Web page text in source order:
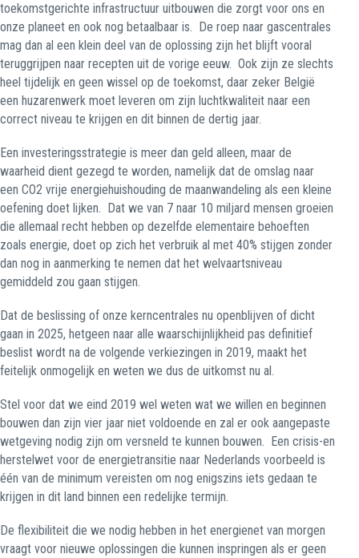
toekomstgerichte infrastructuur uitbouwen die zorgt voor ons en
onze planeet en ook nog betaalbaar is. De roep naar gascentrales
mag dan al een klein deel van de oplossing zijn het blijft vooral
teruggrijpen naar recepten uit de vorige eeuw. Ook zijn ze slechts
heel tijdelijk en geen wissel op de toekomst, daar zeker België
een huzarenwerk moet leveren om zijn luchtkwaliteit naar een
correct niveau te krijgen en dit binnen de dertig jaar.
Een investeringsstrategie is meer dan geld alleen, maar de
waarheid dient gezegd te worden, namelijk dat de omslag naar
een CO2 vrije energiehuishouding de maanwandeling als een kleine
oefening doet lijken. Dat we van 7 naar 10 miljard mensen groeien
die allemaal recht hebben op dezelfde elementaire behoeften
zoals energie, doet op zich het verbruik al met 40% stijgen zonder
dan nog in aanmerking te nemen dat het welvaartsniveau
gemiddeld zou gaan stijgen.
Dat de beslissing of onze kerncentrales nu openblijven of dicht
gaan in 2025, hetgeen naar alle waarschijnlijkheid pas definitief
beslist wordt na de volgende verkiezingen in 2019, maakt het
feitelijk onmogelijk en weten we dus de uitkomst nu al.
Stel voor dat we eind 2019 wel weten wat we willen en beginnen
bouwen dan zijn vier jaar niet voldoende en zal er ook aangepaste
wetgeving nodig zijn om versneld te kunnen bouwen. Een crisis-en
herstelwet voor de energietransitie naar Nederlands voorbeeld is
één van de minimum vereisten om nog enigszins iets gedaan te
krijgen in dit land binnen een redelijke termijn.
De flexibiliteit die we nodig hebben in het energienet van morgen
vraagt voor nieuwe oplossingen die kunnen inspringen als er geen